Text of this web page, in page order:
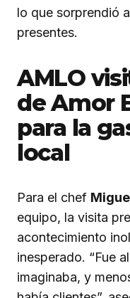
lo que sorprendió
presentes.
AMLO
de Amor
para la
local
Para el chef
equipo, la visita
acontecimiento
inesperado. “Fue
imaginaba, y